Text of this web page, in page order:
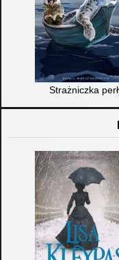
Strażniczka